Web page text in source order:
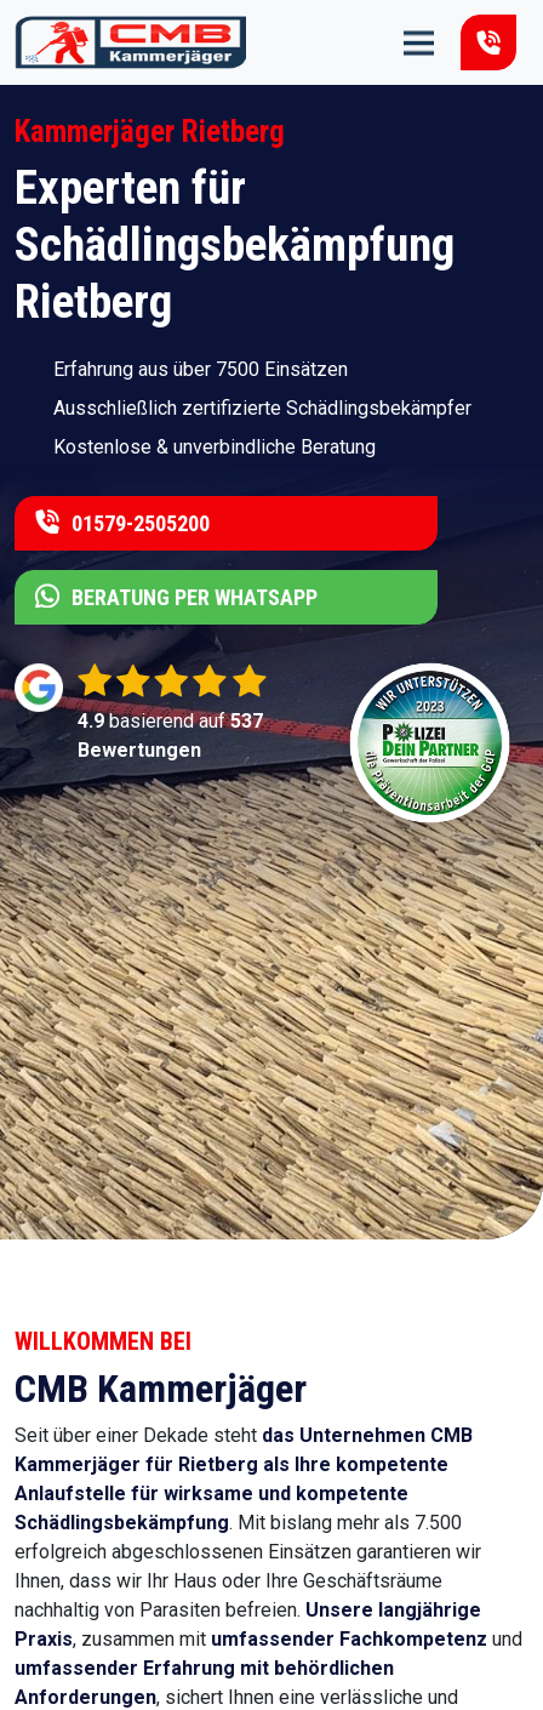
Zum Inhalt springen
Kammerjäger Rietberg
Experten für
Schädlingsbekämpfung
Rietberg
Erfahrung aus über 7500 Einsätzen
Ausschließlich zertifizierte Schädlingsbekämpfer
Kostenlose & unverbindliche Beratung
01579-2505200
BERATUNG PER WHATSAPP
4.9basierend auf537
Bewertungen
WILLKOMMEN BEI
CMB Kammerjäger
Seit über einer Dekade steht das Unternehmen CMB
Kammerjäger für Rietberg als Ihre kompetente
Anlaufstelle für wirksame und kompetente
Schädlingsbekämpfung. Mit bislang mehr als 7.500
erfolgreich abgeschlossenen Einsätzen garantieren wir
Ihnen, dass wir Ihr Haus oder Ihre Geschäftsräume
nachhaltig von Parasiten befreien. Unsere langjährige
Praxis, zusammen mit umfassender Fachkompetenz und
umfassender Erfahrung mit behördlichen
Anforderungen, sichert Ihnen eine verlässliche und